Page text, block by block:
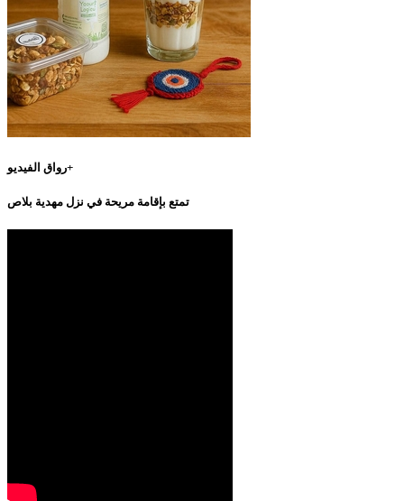
رواق الفيديو+
تمتع بإقامة مريحة في نزل مهدية بلاص